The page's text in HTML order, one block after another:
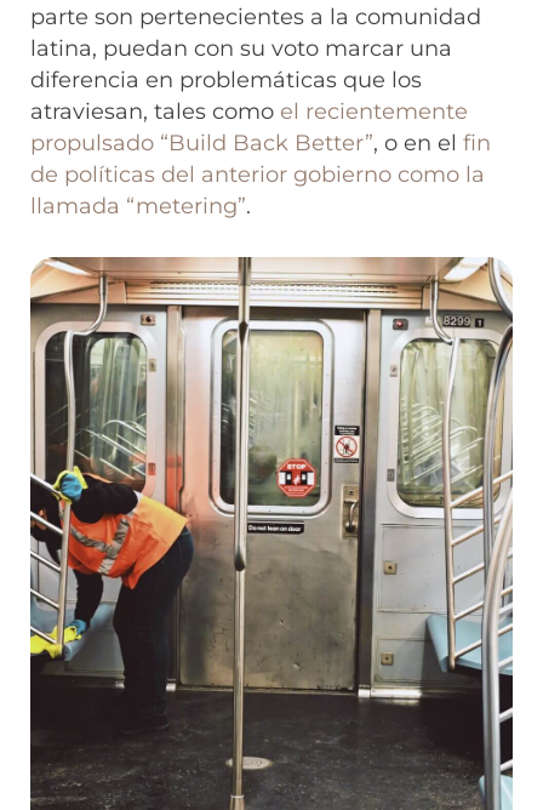
parte son pertenecientes a la comunidad
latina, puedan con su voto marcar una
diferencia en problemáticas que los
atraviesan, tales como el recientemente
propulsado “Build Back Better”, o en el fin
de políticas del anterior gobierno como la
llamada “metering”.